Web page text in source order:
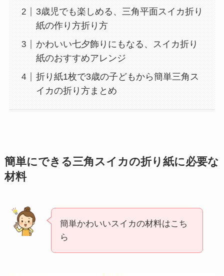
3歳児でも楽しめる、三角平面スイカ折り
紙の作り方折り方
かわいい七夕飾りにもなる、スイカ折り
紙のおすすめアレンジ
折り紙1枚で3歳の子どもから簡単三角ス
イカの折り方まとめ
簡単にできる三角スイカの折り紙に必要な
材料
簡単かわいいスイカの材料はこち
ら